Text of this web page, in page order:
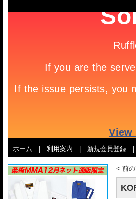
ホーム 利用案内 新規会員登録
< 前